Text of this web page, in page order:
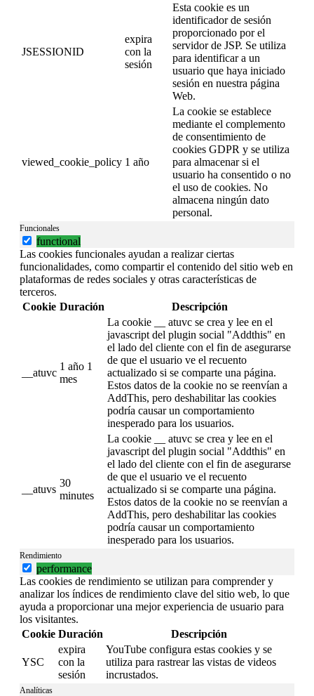
JSESSIONID
expira
con la
sesión
Esta cookie es un
identificador de sesión
proporcionado por el
servidor de JSP. Se utiliza
para identificar a un
usuario que haya iniciado
sesión en nuestra página
Web.
viewed_cookie_policy 1 año
La cookie se establece
mediante el complemento
de consentimiento de
cookies GDPR y se utiliza
para almacenar si el
usuario ha consentido o no
el uso de cookies. No
almacena ningún dato
personal.
Funcionales
functional
Las cookies funcionales ayudan a realizar ciertas
funcionalidades, como compartir el contenido del sitio web en
plataformas de redes sociales y otras características de
terceros.
Cookie Duración Descripción
__atuvc
1 año 1
mes
La cookie __ atuvc se crea y lee en el
javascript del plugin social "Addthis" en
el lado del cliente con el fin de asegurarse
de que el usuario ve el recuento
actualizado si se comparte una página.
Estos datos de la cookie no se reenvían a
AddThis, pero deshabilitar las cookies
podría causar un comportamiento
inesperado para los usuarios.
__atuvs
30
minutes
La cookie __ atuvc se crea y lee en el
javascript del plugin social "Addthis" en
el lado del cliente con el fin de asegurarse
de que el usuario ve el recuento
actualizado si se comparte una página.
Estos datos de la cookie no se reenvían a
AddThis, pero deshabilitar las cookies
podría causar un comportamiento
inesperado para los usuarios.
Rendimiento
performance
Las cookies de rendimiento se utilizan para comprender y
analizar los índices de rendimiento clave del sitio web, lo que
ayuda a proporcionar una mejor experiencia de usuario para
los visitantes.
Cookie Duración Descripción
YSC
expira
con la
sesión
YouTube configura estas cookies y se
utiliza para rastrear las vistas de videos
incrustados.
Analíticas